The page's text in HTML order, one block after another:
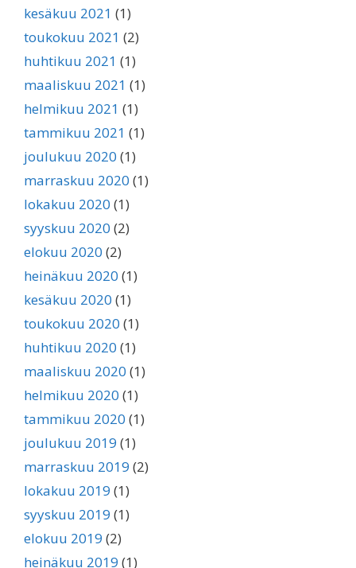
kesäkuu 2021 (1)
toukokuu 2021 (2)
huhtikuu 2021 (1)
maaliskuu 2021 (1)
helmikuu 2021 (1)
tammikuu 2021 (1)
joulukuu 2020 (1)
marraskuu 2020 (1)
lokakuu 2020 (1)
syyskuu 2020 (2)
elokuu 2020 (2)
heinäkuu 2020 (1)
kesäkuu 2020 (1)
toukokuu 2020 (1)
huhtikuu 2020 (1)
maaliskuu 2020 (1)
helmikuu 2020 (1)
tammikuu 2020 (1)
joulukuu 2019 (1)
marraskuu 2019 (2)
lokakuu 2019 (1)
syyskuu 2019 (1)
elokuu 2019 (2)
heinäkuu 2019 (1)